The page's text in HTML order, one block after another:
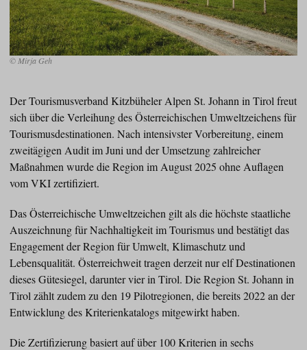
© Mirja Geh
Der Tourismusverband Kitzbüheler Alpen St. Johann in Tirol freut
sich über die Verleihung des Österreichischen Umweltzeichens für
Tourismusdestinationen. Nach intensivster Vorbereitung, einem
zweitägigen Audit im Juni und der Umsetzung zahlreicher
Maßnahmen wurde die Region im August 2025 ohne Auflagen
vom VKI zertifiziert.
Das Österreichische Umweltzeichen gilt als die höchste staatliche
Auszeichnung für Nachhaltigkeit im Tourismus und bestätigt das
Engagement der Region für Umwelt, Klimaschutz und
Lebensqualität. Österreichweit tragen derzeit nur elf Destinationen
dieses Gütesiegel, darunter vier in Tirol. Die Region St. Johann in
Tirol zählt zudem zu den 19 Pilotregionen, die bereits 2022 an der
Entwicklung des Kriterienkatalogs mitgewirkt haben.
Die Zertifizierung basiert auf über 100 Kriterien in sechs